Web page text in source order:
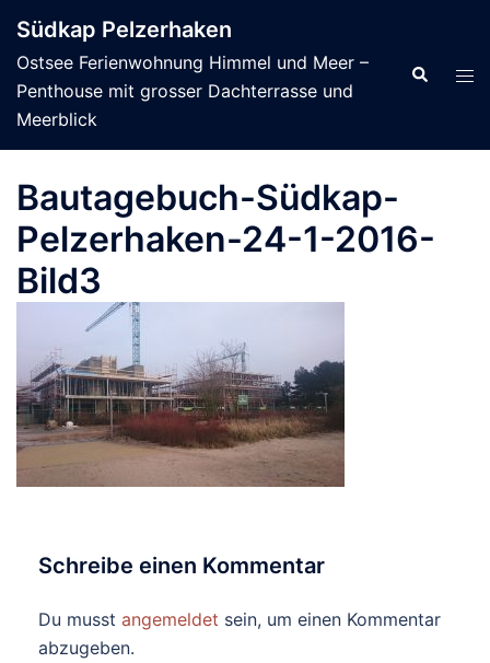
Inhalt
springen
Südkap Pelzerhaken
Ostsee Ferienwohnung Himmel und Meer –
Penthouse mit grosser Dachterrasse und
Meerblick
Suche
Bautagebuch-Südkap-
Pelzerhaken-24-1-2016-
Bild3
Schreibe einen Kommentar
Du musst angemeldet sein, um einen Kommentar
abzugeben.